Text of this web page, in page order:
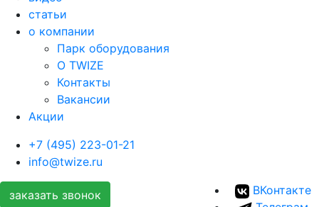
статьи
о компании
Парк оборудования
О TWIZE
Контакты
Вакансии
Акции
+7 (495) 223-01-21
info@twize.ru
заказать звонок
ВКонтакте